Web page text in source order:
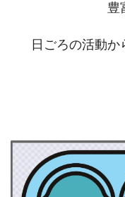
豊
日ごろの活動